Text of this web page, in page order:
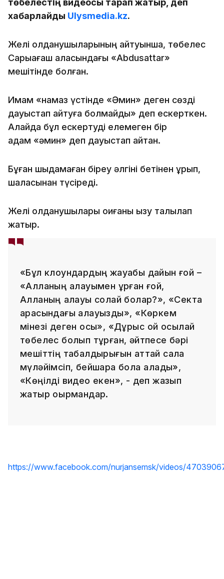
төбелестің видеосы тарап жатыр, деп
хабарлайды Ulysmedia.kz.
Желі қолданушыларының айтуынша, төбелес
Сарыағаш қаласындағы «Abdusattar»
мешітінде болған.
Имам «намаз үстінде «Әмин» деген сөзді
дауыстап айтуға болмайды» деп ескерткен.
Алайда бұл ескертуді елемеген бір
адам «әмин» деп дауыстап айтқан.
Бұған шыдамаған біреу әлгіні бетінен ұрып,
шалқасынан түсіреді.
Желі қолданушылары оқиғаны қызу талқылап
жатыр.
«Бұл клоундардың жауабы дайын ғой –
«Алланың қалауымен ұрған ғой,
Алланың қалауы солай болар?», «Секта
арасындағы алауыздық», «Көркем
мінезі деген осы», «Дұрыс қой осылай
төбелес болып тұрған, әйтпесе бәрі
мешіттің табалдырығын аттай сала
мүләйімсіп, бейшара бола қалады»,
«Көңілді видео екен», - деп жазып
жатыр оқырмандар.
https://www.facebook.com/nurjansemsk/videos/